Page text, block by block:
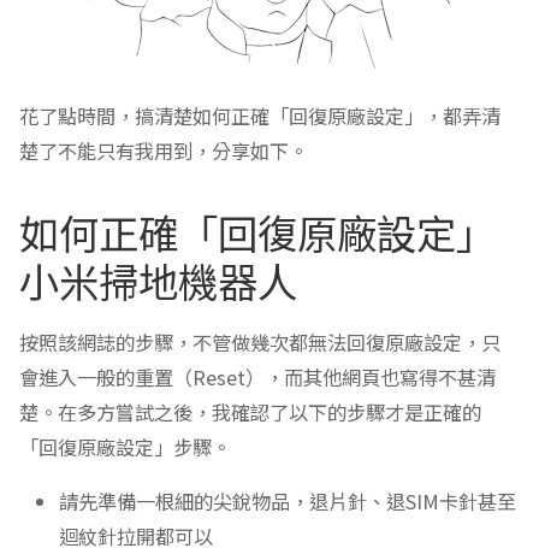
花了點時間，搞清楚如何正確「回復原廠設定」，都弄清
楚了不能只有我用到，分享如下。
如何正確「回復原廠設定」
小米掃地機器人
按照該網誌的步驟，不管做幾次都無法回復原廠設定，只
會進入一般的重置（Reset），而其他網頁也寫得不甚清
楚。在多方嘗試之後，我確認了以下的步驟才是正確的
「回復原廠設定」步驟。
請先準備一根細的尖銳物品，退片針、退SIM卡針甚至
迴紋針拉開都可以